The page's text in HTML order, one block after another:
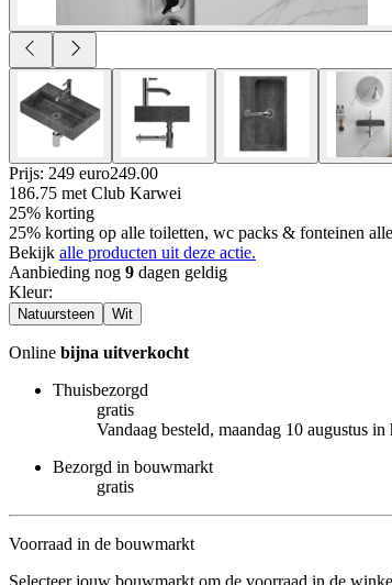
Prijs: 249 euro249.00
186.75 met Club Karwei
25% korting
25% korting op alle toiletten, wc packs & fonteinen
Bekijk alle producten uit deze actie.
Aanbieding nog 9 dagen geldig
Kleur:
Natuursteen Wit
Online bijna uitverkocht
Thuisbezorgd
gratis
Vandaag besteld, maandag 10 augustus in
Bezorgd in bouwmarkt
gratis
Voorraad in de bouwmarkt
Selecteer jouw bouwmarkt om de voorraad in de